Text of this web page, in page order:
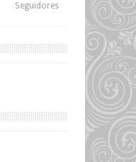
Seguidores